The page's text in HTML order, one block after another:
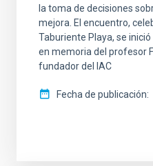
la toma de decisiones
mejora. El encuentro,
Taburiente Playa, se
en memoria del profesor
fundador del IAC
Fecha de publicación